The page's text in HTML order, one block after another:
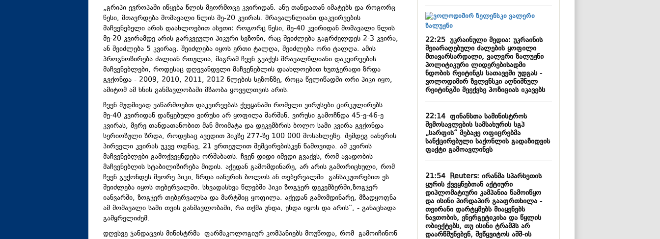
„გრიპი ევროპაში იწყება წლის მეორმოცე კვირიდან. ანუ თანდათან იმატებს და როგორც
წესი, მთავრდება მომავალი წლის მე-20 კვირას. მრავალწლიანი დაკვირვების
მაჩვენებელი არის დაახლოებით ასეთი: როგორც წესი, მე-40 კვირიდან მომავალი წლის
მე-20 კვირამდე არის გარკვეული პიკური სეზონი, რაც შეიძლება გაგრძელდეს 2-3 კვირა,
ან შეიძლება 5 კვირაც. შეიძლება იყოს ერთი ტალღა, შეიძლება ორი ტალღა. ამის
პროგნოზირება ძალიან რთულია, მაგრამ ჩვენ გვაქვს მრავალწლიანი დაკვირვების
მაჩვენებლები, როდესაც დღევანდელი მაჩვენებლის დაახლოებით ხუთჯერადი ზრდა
გვქონდა - 2009, 2010, 2011, 2012 წლების სეზონზე, როცა წელიწადში ორი პიკი იყო,
ამიტომ ამ ხნის განმავლობაში მზაობა ყოველთვის არის.
ჩვენ მუდმივად ვაწარმოებთ დაკვირვებას ქვეყანაში რომელი ვირუსები ცირკულირებს.
მე-40 კვირიდან დაწყებული ვირუსი არ ყოფილა შარშან. ვირუსი გამოჩნდა 45-ე-46-ე
კვირას, მერე თანდათანობით მან მოიმატა და დეკემბრის ბოლო სამი კვირა გვქონდა
სერიოზული ზრდა, როდესაც ავედით პიკზე 277-ზე 100 000 მოსახლეზე. შემდეგ იანვრის
პირველი კვირას უკვე ოდნავ, 21 ერთეულით შემცირებისკენ წამოვიდა. ამ კვირის
მაჩვენებლები გამოქვეყნდება ორშაბათს. ჩვენ დიდი იმედი გვაქვს, რომ ავადობის
მაჩვენებლის სტაბილიზირება მიდის. აქედან გამომდინარე, არ არის გამორიცხული, რომ
ჩვენ გვქონდეს მეორე პიკი, ზრდა იანვრის ბოლოს ან თებერვალში. განსაკუთრებით ეს
შეიძლება იყოს თებერვალში. სხვადასხვა წლებში პიკი ზოგჯერ დეკემბერში,ზოგჯერ
იანვარში, ზოგჯერ თებერვალსა და მარტშიც ყოფილა. აქედან გამომდინარე, მზადყოფნა
ამ მომავალი სამი თვის განმავლობაში, რა თქმა უნდა, უნდა იყოს და არის“, - განაცხადა
გამყრელიძემ.
დღესვე ჯანდაცვის მინისტრმა ფარმაკოლოგიურ კომპანიებს მოუწოდა, რომ გამოიჩინონ
22:25უკრაინული მედია: უკრაინის
შეიარაღებული ძალების ყოფილი
მთავარსარდალი, ვალერი ზალუჟნი
პოლიტიკური ლიდერებისადმი
ნდობის რეიტინგს სათავეში უდგას -
ვოლოდიმირ ზელენსკი აღნიშნულ
რეიტინგში მეექვსე პოზიციას იკავებს
22:14ფინანსთა სამინისტროს
შემოსავლების სამსახურის სგპ
„სარფის“ მებაჟე ოფიცრებმა
სანქცირებული საქონლის გადაზიდვის
ფაქტი გამოავლინეს
21:54Reuters: ირანმა სპარსეთის
ყურის ქვეყნებთან აქტიური
დიპლომატიური კამპანია წამოიწყო
და ისინი პირდაპირ გააფრთხილა -
თეირანი დარტყმებს მიაყენებს
ნავთობის, ენერგეტიკისა და წყლის
ობიექტებს, თუ ისინი ტრამპს არ
დაარწმუნებენ, შეწყვიტოს აშშ-ის